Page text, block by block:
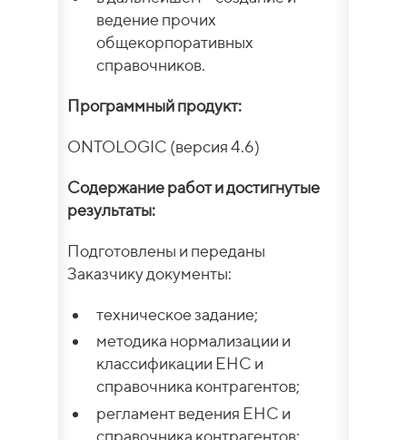
ведение прочих
общекорпоративных
справочников.
Программный продукт:
ONTOLOGIC (версия 4.6)
Содержание работ и достигнутые
результаты:
Подготовлены и переданы
Заказчику документы:
техническое задание;
методика нормализации и
классификации ЕНС и
справочника контрагентов;
регламент ведения ЕНС и
справочника контрагентов;